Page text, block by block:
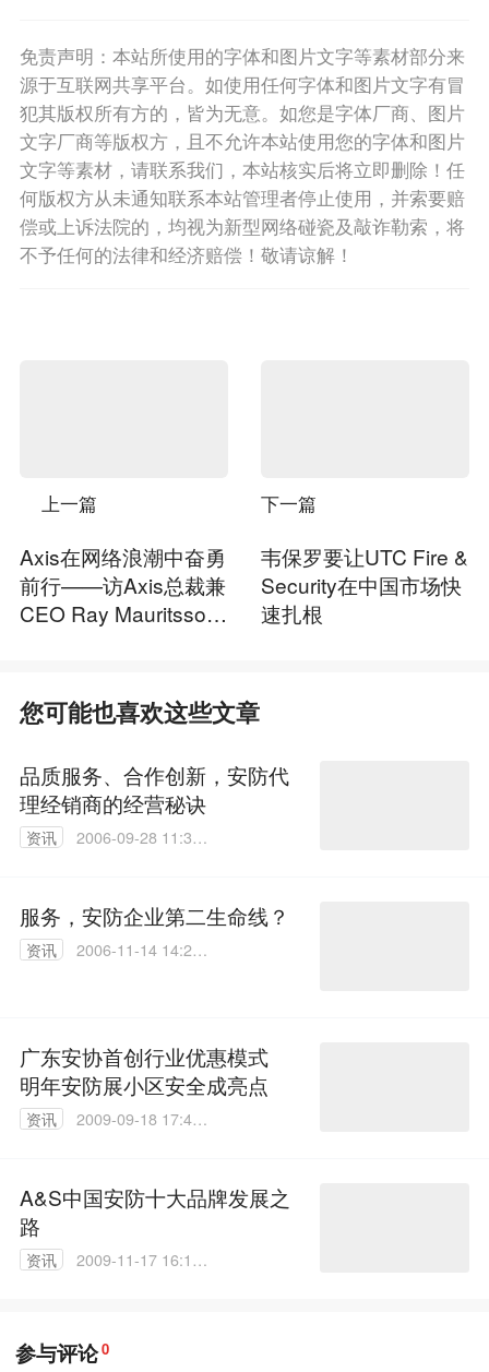
免责声明：本站所使用的字体和图片文字等素材部分来
源于互联网共享平台。如使用任何字体和图片文字有冒
犯其版权所有方的，皆为无意。如您是字体厂商、图片
文字厂商等版权方，且不允许本站使用您的字体和图片
文字等素材，请联系我们，本站核实后将立即删除！任
何版权方从未通知联系本站管理者停止使用，并索要赔
偿或上诉法院的，均视为新型网络碰瓷及敲诈勒索，将
不予任何的法律和经济赔偿！敬请谅解！
上一篇
Axis在网络浪潮中奋勇
前行——访Axis总裁兼
CEO Ray Mauritsson
下一篇
韦保罗要让UTC Fire &
Security在中国市场快
速扎根
您可能也喜欢这些文章
品质服务、合作创新，安防代
理经销商的经营秘诀
资讯
2006-09-28 11:35:
服务，安防企业第二生命线？
资讯
2006-11-14 14:29:
广东安协首创行业优惠模式
明年安防展小区安全成亮点
资讯
2009-09-18 17:40:
A&S中国安防十大品牌发展之
路
资讯
2009-11-17 16:16:
参与评论0